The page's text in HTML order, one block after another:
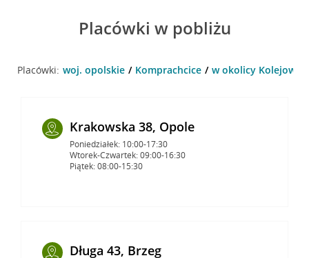
Placówki w pobliżu
Placówki: woj. opolskie Komprachcice w okolicy Kolejowa
Krakowska 38, Opole
Poniedziałek: 10:00-17:30
Wtorek-Czwartek: 09:00-16:30
Piątek: 08:00-15:30
Długa 43, Brzeg